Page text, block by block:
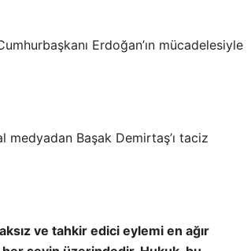
Erdoğan’ın mücadelesiyle
medyadan Başak Demirtaş’ı taciz
ve tahkir edici eylemi en ağır